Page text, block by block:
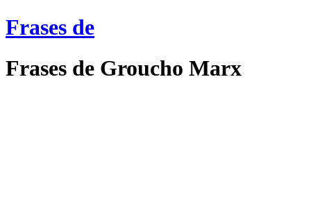
Frases de
Frases de Groucho Marx